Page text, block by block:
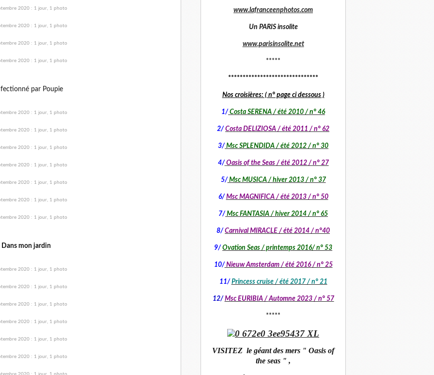
par Poupie
Dans mon jardin
www.lafranceenphotos.com
Un PARIS insolite
www.parisinsolite.net
*****
*******************************
Nos croisières: ( n° page ci dessous )
1/ Costa SERENA / été 2010 / n° 46
2/ Costa DELIZIOSA / été 2011 / n° 62
3/ Msc SPLENDIDA / été 2012 / n° 30
4/ Oasis of the Seas / été 2012 / n° 27
5/Msc MUSICA / hiver 2013 / n° 37
6/ Msc MAGNIFICA / été 2013 / n° 50
7/ Msc FANTASIA / hiver 2014 / n° 65
8/ Carnival MIRACLE / été 2014 / n°40
9/ Ovation Seas / printemps 2016/ n° 53
10/Nieuw Amsterdam / été 2016 / n° 25
11/ Princess cruise / été 2017 / n° 21
12/ Msc EURIBIA / Automne 2023 / n° 57
*****
VISITEZ le géant des mers " Oasis of
the seas " ,